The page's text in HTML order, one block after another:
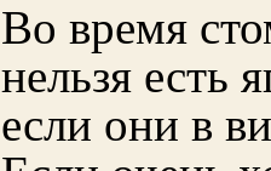
Во время
нельзя есть
если они в